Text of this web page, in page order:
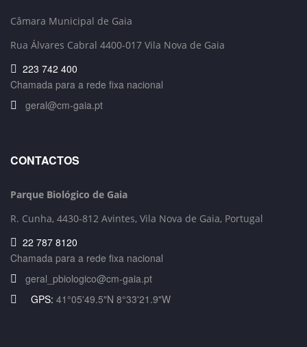
Câmara Municipal de Gaia
Rua Álvares Cabral 4400-017 Vila Nova de Gaia
223 742 400
Chamada para a rede fixa nacional
geral@cm-gaia.pt
CONTACTOS
Parque Biológico de Gaia
R. Cunha, 4430-812 Avintes, Vila Nova de Gaia, Portugal
22 787 8120
Chamada para a rede fixa nacional
geral_pbiologico@cm-gaia.pt
GPS: 41°05'49.5"N 8°33'21.9"W